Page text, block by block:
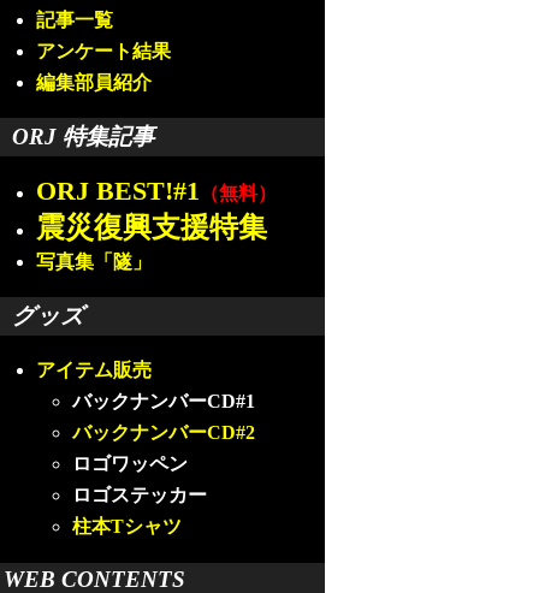
記事一覧
アンケート結果
編集部員紹介
ORJ 特集記事
ORJ BEST!#1 （無料）
震災復興支援特集
写真集「隧」
グッズ
アイテム販売
バックナンバーCD#1
バックナンバーCD#2
ロゴワッペン
ロゴステッカー
柱本Tシャツ
WEB CONTENTS